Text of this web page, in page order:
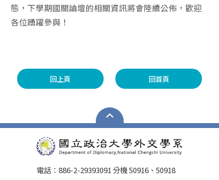
態，下學期國關論壇的相關資訊將會陸續公佈，歡迎
各位踴躍參與！
回上頁 回首頁
電話：886-2-29393091 分機 50916、50918